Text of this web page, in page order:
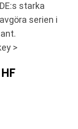
starka
serien i
>